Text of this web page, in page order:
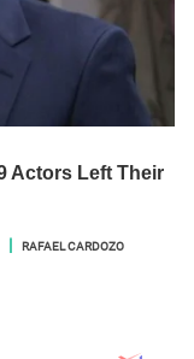
RAFAEL CARDOZO